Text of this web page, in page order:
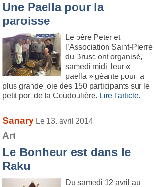
Une Paella pour la
paroisse
Le père Peter et
l’Association Saint-Pierre
du Brusc ont organisé,
samedi midi, leur «
paella » géante pour la
plus grande joie des 150 participants sur le
petit port de la Coudoulière. Lire l'article.
Sanary Le 13. avril 2014
Art
Le Bonheur est dans le
Raku
Du samedi 12 avril au